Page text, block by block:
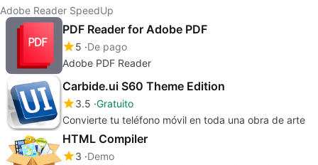
Adobe Reader SpeedUp
PDF Reader for Adobe PDF
5 De pago
Adobe PDF Reader
Carbide.ui S60 Theme Edition
3.5 Gratuito
Convierte tu teléfono móvil en toda una obra de arte
HTML Compiler
3 Demo